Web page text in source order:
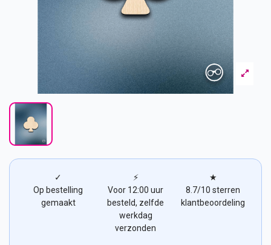
✓
Op bestelling
gemaakt
⚡
Voor 12:00 uur
besteld, zelfde
werkdag
verzonden
★
8.7/10 sterren
klantbeoordeling